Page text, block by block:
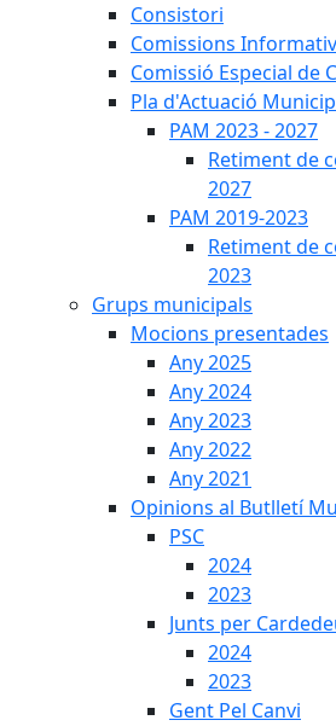
Consistori
Comissions
Comissió Especial de
Pla d'Actuació
PAM 2023 - 2027
Retiment de
2027
PAM 2019-2023
Retiment de
2023
Grups municipals
Mocions presentades
Any 2025
Any 2024
Any 2023
Any 2022
Any 2021
Opinions al Butlletí
PSC
2024
2023
Junts per
2024
2023
Gent Pel Canvi